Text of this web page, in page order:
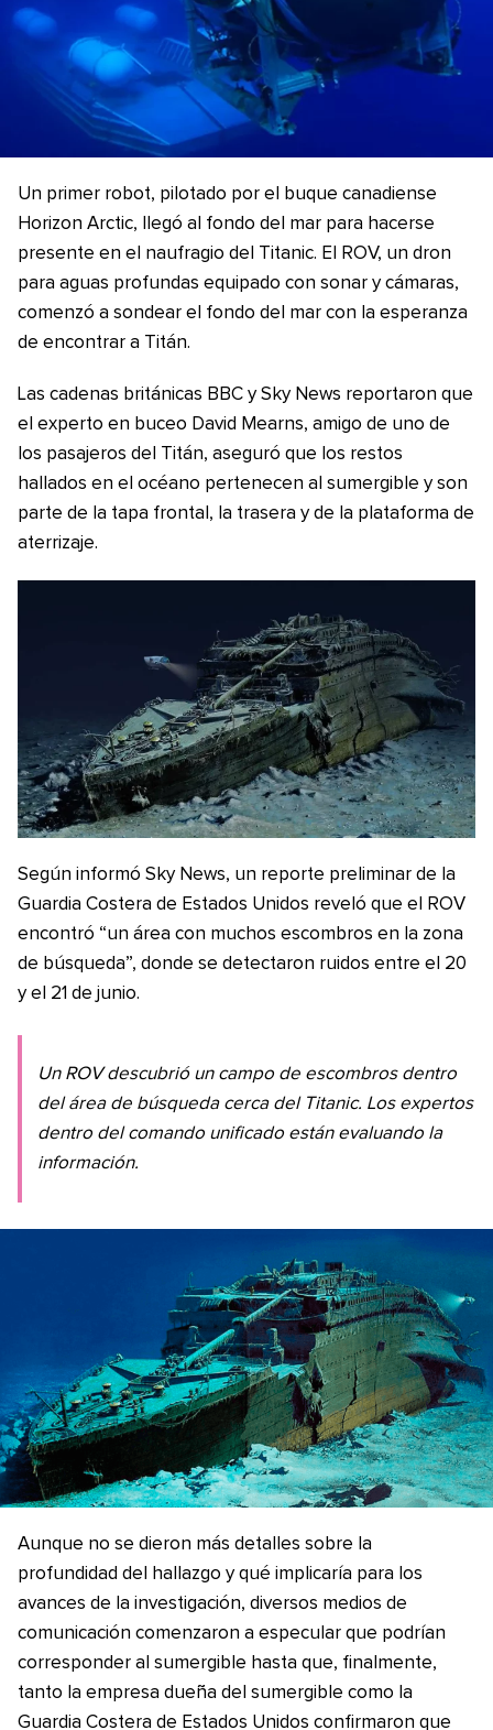
Un primer robot, pilotado por el buque canadiense
Horizon Arctic, llegó al fondo del mar para hacerse
presente en el naufragio del Titanic. El ROV, un dron
para aguas profundas equipado con sonar y cámaras,
comenzó a sondear el fondo del mar con la esperanza
de encontrar a Titán.
Las cadenas británicas BBC y Sky News reportaron que
el experto en buceo David Mearns, amigo de uno de
los pasajeros del Titán, aseguró que los restos
hallados en el océano pertenecen al sumergible y son
parte de la tapa frontal, la trasera y de la plataforma de
aterrizaje.
Según informó Sky News, un reporte preliminar de la
Guardia Costera de Estados Unidos reveló que el ROV
encontró “un área con muchos escombros en la zona
de búsqueda”, donde se detectaron ruidos entre el 20
y el 21 de junio.
Un ROV descubrió un campo de escombros dentro
del área de búsqueda cerca del Titanic. Los expertos
dentro del comando unificado están evaluando la
información.
Aunque no se dieron más detalles sobre la
profundidad del hallazgo y qué implicaría para los
avances de la investigación, diversos medios de
comunicación comenzaron a especular que podrían
corresponder al sumergible hasta que, finalmente,
tanto la empresa dueña del sumergible como la
Guardia Costera de Estados Unidos confirmaron que